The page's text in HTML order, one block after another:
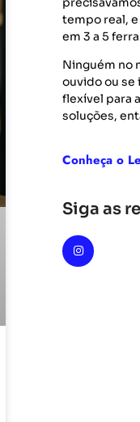
tempo real,
em 3 a 5
Ninguém no
ouvido ou se
flexível para
soluções,
Conheça o
Siga as